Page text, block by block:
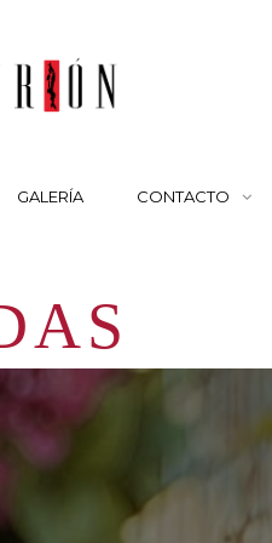
GALERÍA CONTACTO